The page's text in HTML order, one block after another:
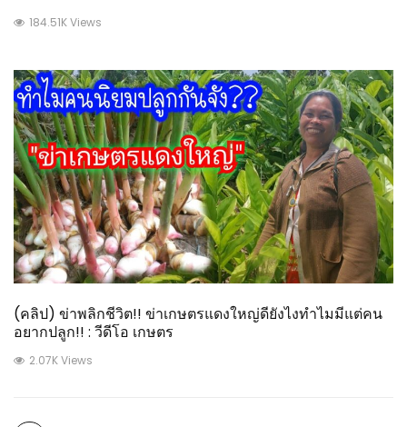
184.51K Views
(คลิป) ข่าพลิกชีวิต!! ข่าเกษตรแดงใหญ่ดียังไงทำไมมีแต่คน
อยากปลูก!! : วีดีโอ เกษตร
2.07K Views